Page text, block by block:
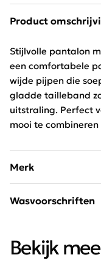
Product
Stijlvolle pantalon
een comfortabele
wijde pijpen die
gladde tailleband
uitstraling. Perfect
mooi te
Merk
Geisha is een super
Geisha kiest, kies je
hoogwaardige
Wasvoorschriften
Bekijk